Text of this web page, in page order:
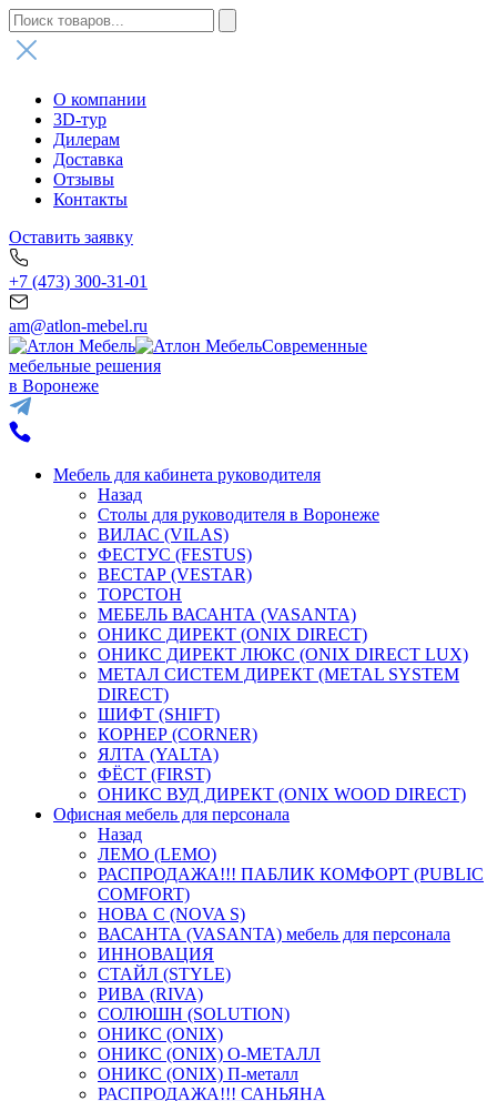
О компании
3D-тур
Дилерам
Доставка
Отзывы
Контакты
Оставить заявку
+7 (473) 300-31-01
am@atlon-mebel.ru
Современные
мебельные решения
в Воронеже
Мебель для кабинета руководителя
Назад
Столы для руководителя в Воронеже
ВИЛАС (VILAS)
ФЕСТУС (FESTUS)
ВЕСТАР (VESTAR)
ТОРСТОН
МЕБЕЛЬ ВАСАНТА (VASANTA)
ОНИКС ДИРЕКТ (ONIX DIRECT)
ОНИКС ДИРЕКТ ЛЮКС (ONIX DIRECT LUX)
МЕТАЛ СИСТЕМ ДИРЕКТ (METAL SYSTEM
DIRECT)
ШИФТ (SHIFT)
КОРНЕР (CORNER)
ЯЛТА (YALTA)
ФЁСТ (FIRST)
ОНИКС ВУД ДИРЕКТ (ONIX WOOD DIRECT)
Офисная мебель для персонала
Назад
ЛЕМО (LEMO)
РАСПРОДАЖА!!! ПАБЛИК КОМФОРТ (PUBLIC
COMFORT)
НОВА С (NOVA S)
ВАСАНТА (VASANTA) мебель для персонала
ИННОВАЦИЯ
СТАЙЛ (STYLE)
РИВА (RIVA)
СОЛЮШН (SOLUTION)
ОНИКС (ONIX)
ОНИКС (ONIX) O-МЕТАЛЛ
ОНИКС (ONIX) П-металл
РАСПРОДАЖА!!! САНЬЯНА